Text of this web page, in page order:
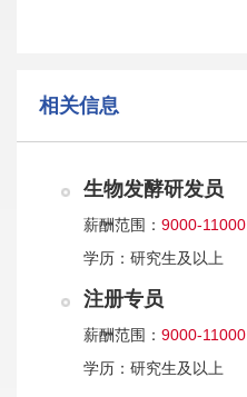
相关信息
生物发酵研发员
薪酬范围： 9000-11000
学历： 研究生及以上
注册专员
薪酬范围： 9000-11000
学历： 研究生及以上